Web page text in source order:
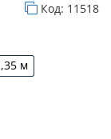
Код: 11518
м
2,1х1,35 м